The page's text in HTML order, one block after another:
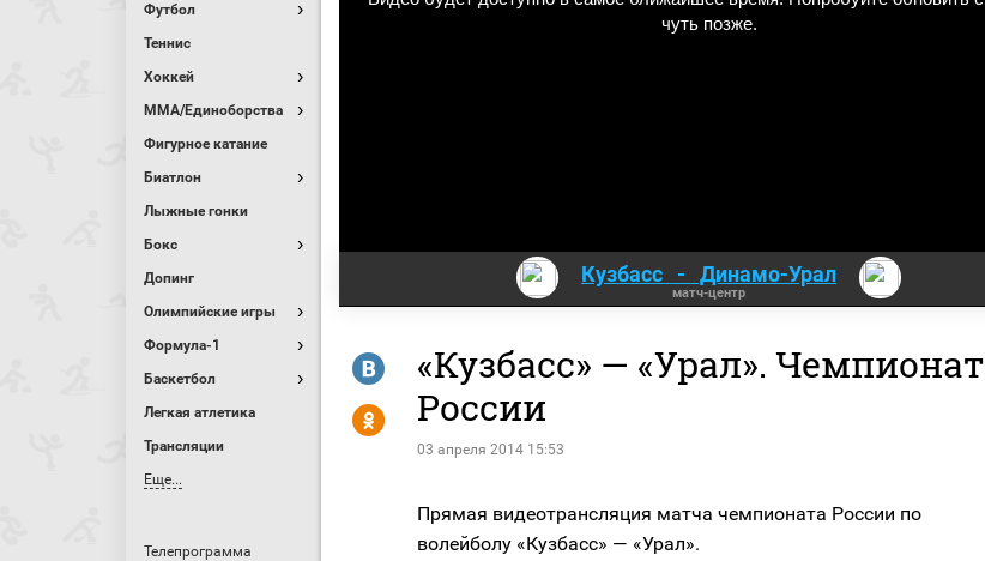
Футбол
Теннис
Хоккей
MMA/Единоборства
Фигурное катание
Биатлон
Лыжные гонки
Бокс
Допинг
Олимпийские игры
Формула-1
Баскетбол
Легкая атлетика
Трансляции
Еще...
Телепрограмма
Кузбасс - Динамо-Урал
матч-центр
«Кузбасс» — «Урал». Чемпионат
России
03 апреля 2014 15:53
R
Y
Прямая видеотрансляция матча чемпионата России по
волейболу «Кузбасс» — «Урал».